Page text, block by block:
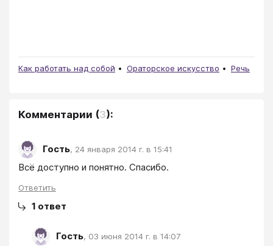
Как работать над собой Ораторское искусство Речь
Комментарии (3):
Гость, 24 января 2014 г. в 15:41
Всё доступно и понятно. Спасибо.
Ответить
1 ответ
Гость, 03 июня 2014 г. в 14:07